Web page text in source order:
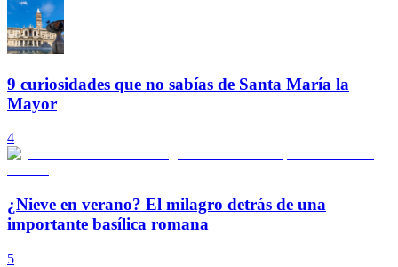
9 curiosidades que no sabías de Santa María la
Mayor
4
¿Nieve en verano? El milagro detrás de una
importante basílica romana
5